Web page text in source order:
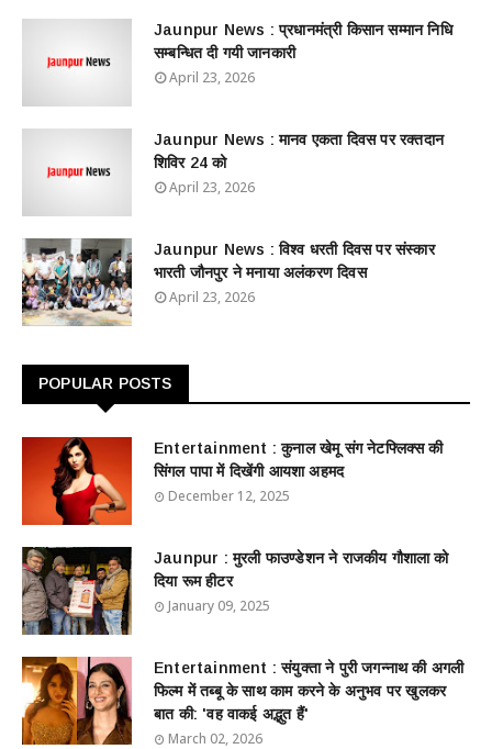
Jaunpur News : ​प्रधानमंत्री किसान सम्मान निधि
सम्बन्धित दी गयी जानकारी
April 23, 2026
Jaunpur News : ​मानव एकता दिवस पर रक्तदान
शिविर 24 को
April 23, 2026
Jaunpur News : विश्व धरती दिवस पर संस्कार
भारती जौनपुर ने मनाया अलंकरण दिवस
April 23, 2026
POPULAR POSTS
Entertainment : ​​​​कुनाल खेमू संग नेटफ्लिक्स की
सिंगल पापा में दिखेंगी आयशा अहमद
December 12, 2025
Jaunpur : ​मुरली फाउण्डेशन ने राजकीय गौशाला को
दिया रूम हीटर
January 09, 2025
Entertainment : ​संयुक्ता ने पुरी जगन्नाथ की अगली
फिल्म में तब्बू के साथ काम करने के अनुभव पर खुलकर
बात की: 'वह वाकई अद्भुत हैं'
March 02, 2026